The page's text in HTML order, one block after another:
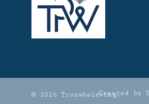
© 2026 Trouwbeleving.
Created by